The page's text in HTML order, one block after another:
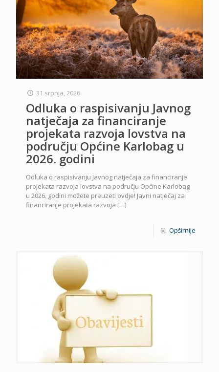
31 srpnja, 2026
Odluka o raspisivanju Javnog
natječaja za financiranje
projekata razvoja lovstva na
području Općine Karlobag u
2026. godini
Odluka o raspisivanju Javnog natječaja za financiranje
projekata razvoja lovstva na području Općine Karlobag
u 2026. godini možete preuzeti ovdje! Javni natječaj za
financiranje projekata razvoja […]
Opširnije